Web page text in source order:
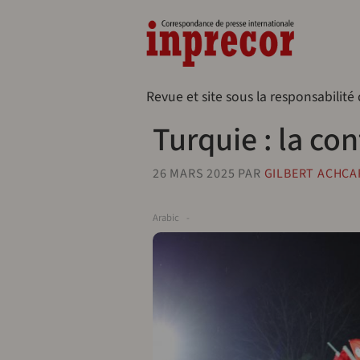
Revue et site sous la
Turquie : la
26 MARS 2025 PAR GILBERT
Arabic